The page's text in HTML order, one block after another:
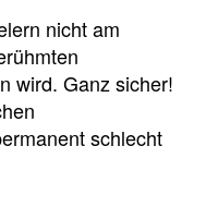
nicht am
wird. Ganz sicher!
schlecht